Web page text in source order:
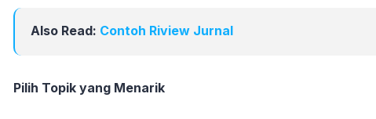
Also Read: Contoh Riview Jurnal
Pilih Topik yang Menarik